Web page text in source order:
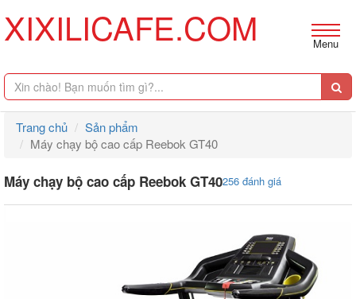
XIXILICAFE.COM Menu
Trang chủ
Sản phẩm
Máy chạy bộ cao cấp Reebok GT40
Máy chạy bộ cao cấp Reebok GT40256 đánh giá